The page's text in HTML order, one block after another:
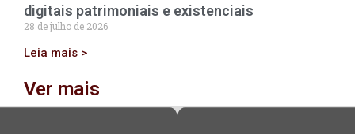
digitais patrimoniais e existenciais
28 de julho de 2026
Leia mais >
Ver mais